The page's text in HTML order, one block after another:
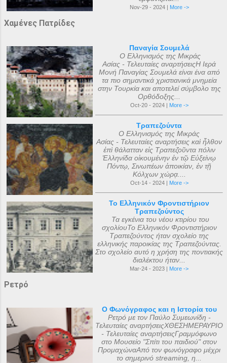
Nov-29 - 2024 | More ->
Χαμένες Πατρίδες
Παναγία Σουμελά
Ο Ελληνισμός της Μικράς
Ασίας - Τελευταίες αναρτήσειςΗ Ιερά
Μονή Παναγίας Σουμελά είναι ένα από
τα πιο σημαντικά χριστιανικά μνημεία
στην Τουρκία και αποτελεί σύμβολο της
Ορθόδοξης...
Oct-20 - 2024 | More ->
Τραπεζούντα
Ο Ελληνισμός της Μικράς
Ασίας - Τελευταίες αναρτήσεις καὶ ἦλθον
ἐπὶ θάλατταν εἰς Τραπεζοῦντα πόλιν
Ἑλληνίδα οἰκουμένην ἐν τῷ Εὐξείνῳ
Πόντῳ, Σινωπέων ἀποικίαν, ἐν τῇ
Κόλχων χώρᾳ....
Oct-14 - 2024 | More ->
Το Ελληνικόν Φροντιστήριον
Τραπεζούντος
Τα εγκένια του νέου κτιρίου του
σχολίουΤο Ελληνικόν Φροντιστήριον
Τραπεζούντος ήταν σχολείο της
ελληνικής παροικίας της Τραπεζούντας.
Στο σχολείο αυτό η χρήση της ποντιακής
διαλέκτου ήταν...
Mar-24 - 2023 | More ->
Ρετρό
Ο Φωνόγραφος και η Ιστορία του
Ρετρό με τον Παύλο Συμεωνίδη -
Τελευταίες αναρτήσειςΧΘΕΣΗΜΕΡΑΥΡΙΟ
- Τελευταίες αναρτήσειςΓραμμόφωνο
στο Μουσείο "Σπίτι του παιδιού" στον
ΠρομαχώναΑπό τον φωνόγραφο μέχρι
το σημερινό streaming, η...